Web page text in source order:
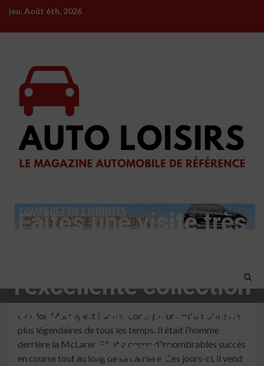
Skip
content
jeu. Août 6th, 2026
Faites une visite très
l’excellente collection
de voitures de Gordon
Murray
Gordon Murray est l’un des concepteurs automobiles les
plus légendaires de tous les temps. Il était l’homme
derrière la McLaren F1 et a connu d’innombrables succès
en course tout au long de sa carrière. Ces jours-ci, il vend